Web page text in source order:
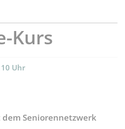
Kurs
Uhr
Seniorennetzwerk